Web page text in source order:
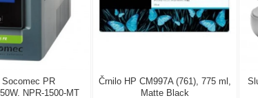
Celar
našli vseh 8 slik, vas Slenderman nokautira. Skrivnost Slendrine
zapustiti hiše. Vržejo te v svojo klet. Ta kraj je bolj podoben
to mesto živega, morate najti 8 knjig! Vso srečo! * Štiri